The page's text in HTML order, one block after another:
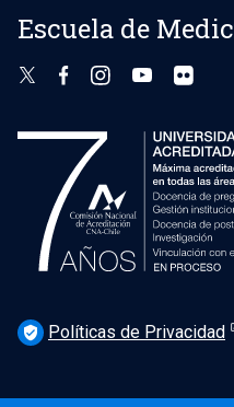
Escuela de
verified_user Políticas de Privacidad